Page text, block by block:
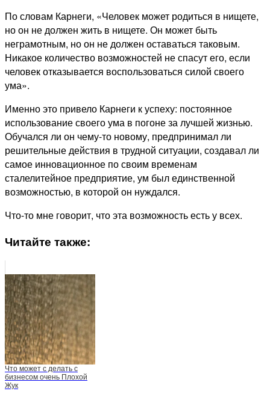
По словам Карнеги, «Человек может родиться в нищете,
но он не должен жить в нищете. Он может быть
неграмотным, но он не должен оставаться таковым.
Никакое количество возможностей не спасут его, если
человек отказывается воспользоваться силой своего
ума».
Именно это привело Карнеги к успеху: постоянное
использование своего ума в погоне за лучшей жизнью.
Обучался ли он чему-то новому, предпринимал ли
решительные действия в трудной ситуации, создавал ли
самое инновационное по своим временам
сталелитейное предприятие, ум был единственной
возможностью, в которой он нуждался.
Что-то мне говорит, что эта возможность есть у всех.
Читайте также:
Что может с делать с
бизнесом очень Плохой
Жук